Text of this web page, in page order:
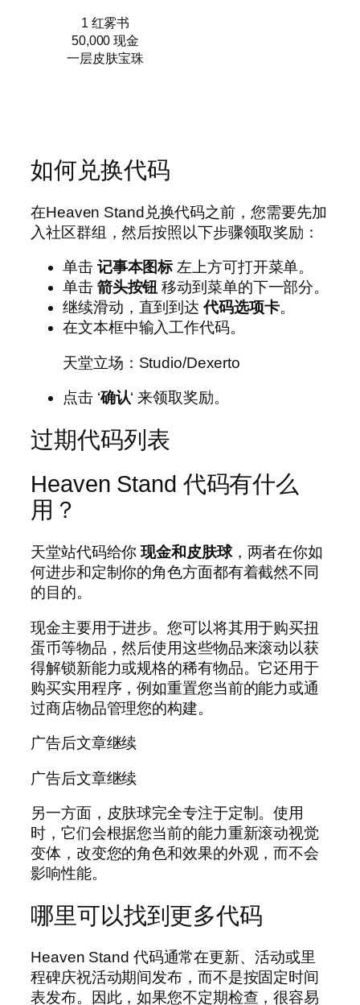
1 红雾书
50,000 现金
一层皮肤宝珠
如何兑换代码
在Heaven Stand兑换代码之前，您需要先加
入社区群组，然后按照以下步骤领取奖励：
单击 记事本图标 左上方可打开菜单。
单击 箭头按钮 移动到菜单的下一部分。
继续滑动，直到到达代码选项卡。
在文本框中输入工作代码。
天堂立场：Studio/Dexerto
点击 ‘确认‘ 来领取奖励。
过期代码列表
Heaven Stand 代码有什么
用？
天堂站代码给你现金和皮肤球，两者在你如
何进步和定制你的角色方面都有着截然不同
的目的。
现金主要用于进步。您可以将其用于购买扭
蛋币等物品，然后使用这些物品来滚动以获
得解锁新能力或规格的稀有物品。它还用于
购买实用程序，例如重置您当前的能力或通
过商店物品管理您的构建。
广告后文章继续
广告后文章继续
另一方面，皮肤球完全专注于定制。使用
时，它们会根据您当前的能力重新滚动视觉
变体，改变您的角色和效果的外观，而不会
影响性能。
哪里可以找到更多代码
Heaven Stand 代码通常在更新、活动或里
程碑庆祝活动期间发布，而不是按固定时间
表发布。因此，如果您不定期检查，很容易